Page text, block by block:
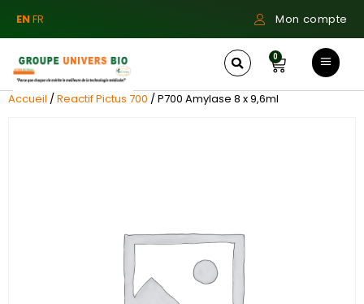
ENFR Mon compte
0
Accueil /Reactif Pictus 700 / P700 Amylase 8 x 9,6ml